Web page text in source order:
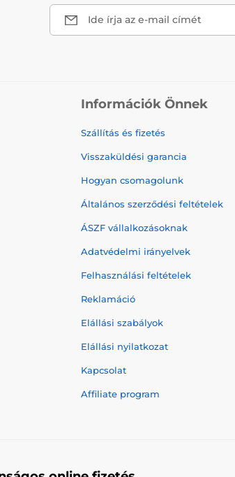
Ide írja az e-mail címét
Információk Önnek
Szállítás és fizetés
Visszaküldési garancia
Hogyan csomagolunk
Általános szerződési feltételek
ÁSZF vállalkozásoknak
Adatvédelmi irányelvek
Felhasználási feltételek
Reklamáció
Elállási szabályok
Elállási nyilatkozat
Kapcsolat
Affiliate program